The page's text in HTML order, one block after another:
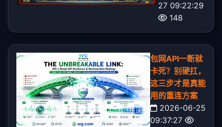
27 09:22:29
148
包网API一断就
卡死？别硬扛，
这三步才是真能
用的重连方案
2026-06-25
09:37:27